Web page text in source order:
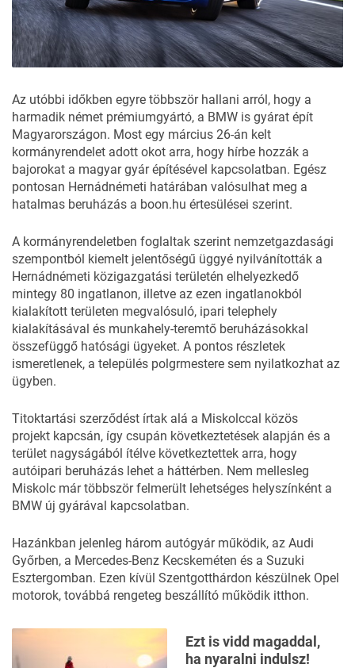
Az utóbbi időkben egyre többször hallani arról, hogy a
harmadik német prémiumgyártó, a BMW is gyárat épít
Magyarországon. Most egy március 26-án kelt
kormányrendelet adott okot arra, hogy hírbe hozzák a
bajorokat a magyar gyár építésével kapcsolatban. Egész
pontosan Hernádnémeti határában valósulhat meg a
hatalmas beruházás a boon.hu értesülései szerint.
A kormányrendeletben foglaltak szerint nemzetgazdasági
szempontból kiemelt jelentőségű üggyé nyilvánították a
Hernádnémeti közigazgatási területén elhelyezkedő
mintegy 80 ingatlanon, illetve az ezen ingatlanokból
kialakított területen megvalósuló, ipari telephely
kialakításával és munkahely-teremtő beruházásokkal
összefüggő hatósági ügyeket. A pontos részletek
ismeretlenek, a település polgrmestere sem nyilatkozhat az
ügyben.
Titoktartási szerződést írtak alá a Miskolccal közös
projekt kapcsán, így csupán következtetések alapján és a
terület nagyságából ítélve következtettek arra, hogy
autóipari beruházás lehet a háttérben. Nem mellesleg
Miskolc már többször felmerült lehetséges helyszínként a
BMW új gyárával kapcsolatban.
Hazánkban jelenleg három autógyár működik, az Audi
Győrben, a Mercedes-Benz Kecskeméten és a Suzuki
Esztergomban. Ezen kívül Szentgotthárdon készülnek Opel
motorok, továbbá rengeteg beszállító működik itthon.
Ezt is vidd magaddal,
ha nyaralni indulsz!